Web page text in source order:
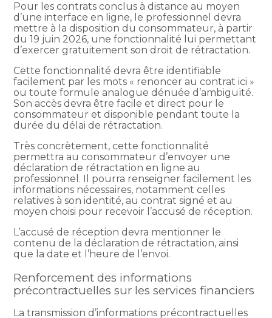
Pour les contrats conclus à distance au moyen
d’une interface en ligne, le professionnel devra
mettre à la disposition du consommateur, à partir
du 19 juin 2026, une fonctionnalité lui permettant
d’exercer gratuitement son droit de rétractation.
Cette fonctionnalité devra être identifiable
facilement par les mots « renoncer au contrat ici »
ou toute formule analogue dénuée d’ambiguïté.
Son accès devra être facile et direct pour le
consommateur et disponible pendant toute la
durée du délai de rétractation.
Très concrètement, cette fonctionnalité
permettra au consommateur d’envoyer une
déclaration de rétractation en ligne au
professionnel. Il pourra renseigner facilement les
informations nécessaires, notamment celles
relatives à son identité, au contrat signé et au
moyen choisi pour recevoir l’accusé de réception.
L’accusé de réception devra mentionner le
contenu de la déclaration de rétractation, ainsi
que la date et l’heure de l’envoi.
Renforcement des informations
précontractuelles sur les services financiers
La transmission d’informations précontractuelles